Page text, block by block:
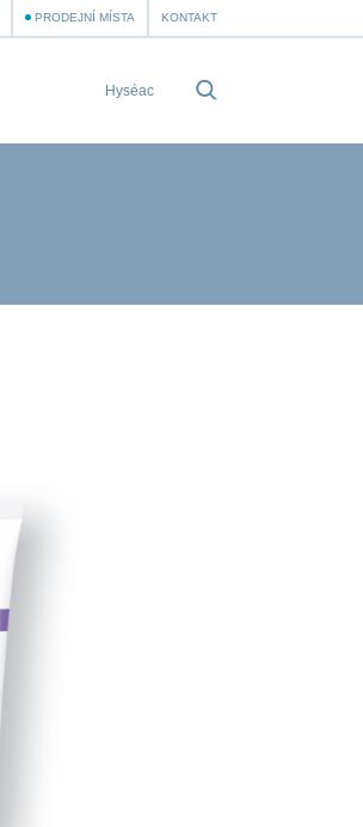
PRODEJNÍ MÍSTA KONTAKT